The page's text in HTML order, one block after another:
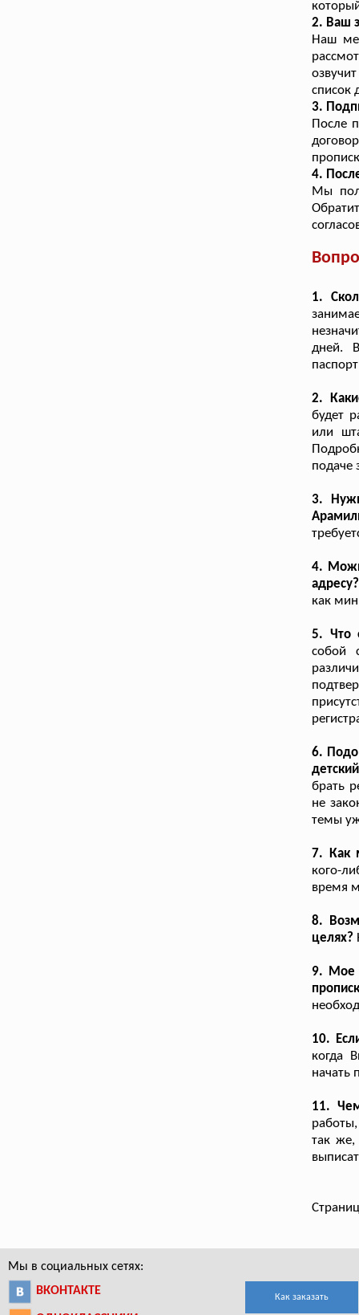
2. Ваш
Наш
список
3.
После
4.
Мы
1.
дней.
2.
будет
или
подаче
3.
4.
адресу?
как
5. Что
собой
6.
брать
не
темы
7. Как
кого-
время
8.
целях?
9. Мое
10.
когда
начать
11.
так же,
Мы в социальных сетях:
ВКОНТАКТЕ
Как заказать